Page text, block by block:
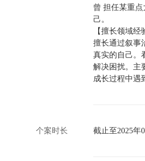
曾 担任某重
己。
【擅长领域经
擅长通过叙事
真实的自己。
解决困扰。主
成长过程中遇
个案时长 截止至2025年